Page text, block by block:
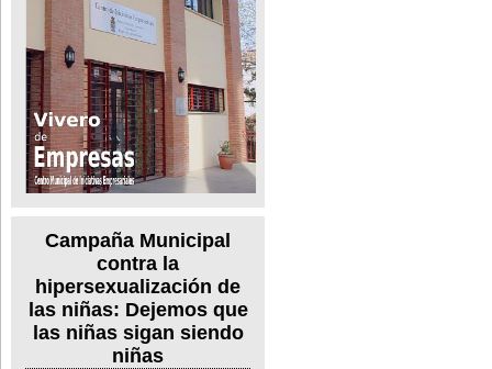
Campaña Municipal
contra la
hipersexualización de
las niñas: Dejemos que
las niñas sigan siendo
niñas